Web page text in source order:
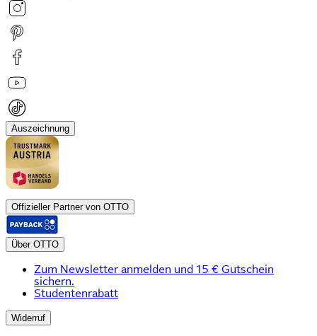
Auszeichnung
Offizieller Partner von OTTO
Über OTTO
Zum Newsletter anmelden und 15 € Gutschein
sichern.
Studentenrabatt
Widerruf